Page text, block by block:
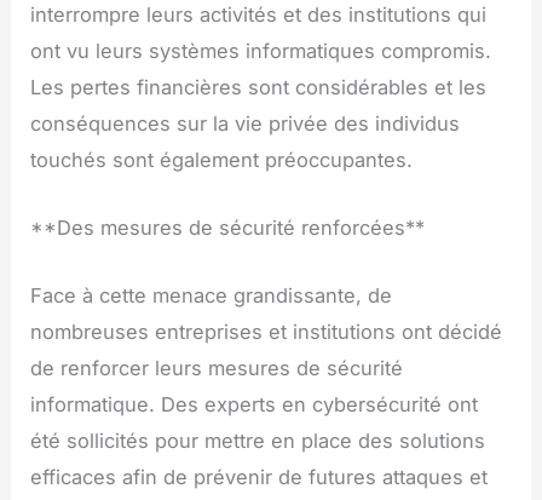
interrompre leurs activités et des institutions qui
ont vu leurs systèmes informatiques compromis.
Les pertes financières sont considérables et les
conséquences sur la vie privée des individus
touchés sont également préoccupantes.
**Des mesures de sécurité renforcées**
Face à cette menace grandissante, de
nombreuses entreprises et institutions ont décidé
de renforcer leurs mesures de sécurité
informatique. Des experts en cybersécurité ont
été sollicités pour mettre en place des solutions
efficaces afin de prévenir de futures attaques et